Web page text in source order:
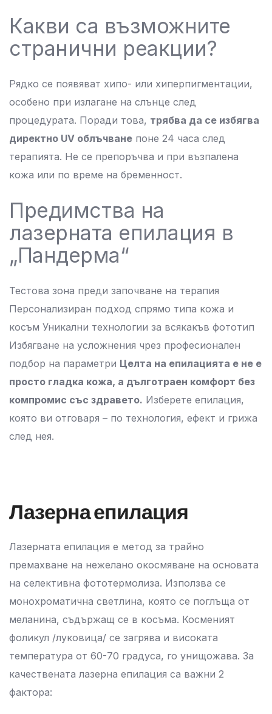
Какви са възможните
странични реакции?
Рядко се появяват хипо- или хиперпигментации,
особено при излагане на слънце след
процедурата. Поради това, трябва да се избягва
директно UV облъчване поне 24 часа след
терапията. Не се препоръчва и при възпалена
кожа или по време на бременност.
Предимства на
лазерната епилация в
„Пандерма“
Тестова зона преди започване на терапия
Персонализиран подход спрямо типа кожа и
косъм Уникални технологии за всякакъв фототип
Избягване на усложнения чрез професионален
подбор на параметри Целта на епилацията е не е
просто гладка кожа, а дълготраен комфорт без
компромис със здравето. Изберете епилация,
която ви отговаря – по технология, ефект и грижа
след нея.
Лазерна епилация
Лазерната епилация е метод за трайно
премахване на нежелано окосмяване на основата
на селективна фототермолиза. Използва се
монохроматична светлина, която се поглъща от
меланина, съдържащ се в косъма. Косменият
фоликул /луковица/ се загрява и високата
температура от 60-70 градуса, го унищожава. За
качествената лазерна епилация са важни 2
фактора: